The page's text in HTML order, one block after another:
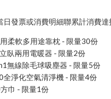
發票或消費明細聯累計消費達
柔軟多用途靠枕 - 限量30份
臥兩用電暖器 - 限量2份
無線除毛球吸塵器 - 限量5份
全淨化空氣清淨機 - 限量4份
巾 - 限量1份